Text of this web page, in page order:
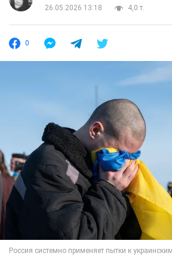
26.05.2026 13:18
4,0 т.
0